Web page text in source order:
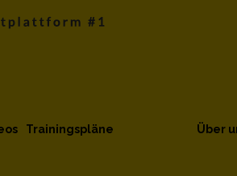
Trainingspläne Über